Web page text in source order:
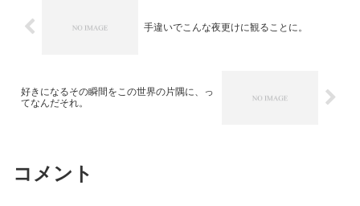
手違いでこんな夜更けに観ることに。
好きになるその瞬間をこの世界の片隅に、っ
てなんだそれ。
コメント